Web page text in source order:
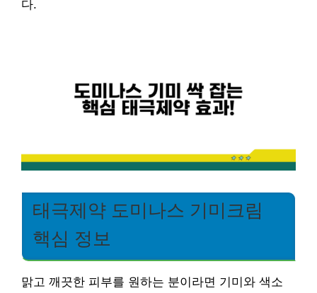
다.
태극제약 도미나스 기미크림
핵심 정보
맑고 깨끗한 피부를 원하는 분이라면 기미와 색소